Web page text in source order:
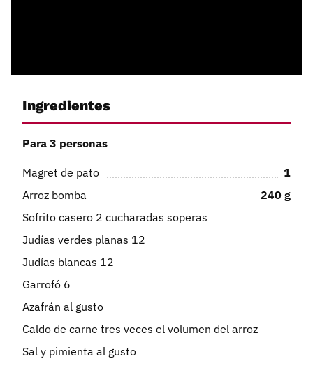
Ingredientes
Para 3 personas
Magret de pato
1
Arroz bomba
240 g
Sofrito casero 2 cucharadas soperas
Judías verdes planas 12
Judías blancas 12
Garrofó 6
Azafrán al gusto
Caldo de carne tres veces el volumen del arroz
Sal y pimienta al gusto